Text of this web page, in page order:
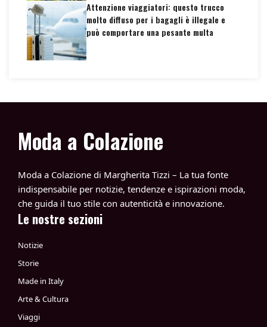
Attenzione viaggiatori: questo trucco
molto diffuso per i bagagli è illegale e
può comportare una pesante multa
Moda a Colazione
Moda a Colazione di Margherita Tizzi – La tua fonte
indispensabile per notizie, tendenze e ispirazioni moda,
che guida il tuo stile con autenticità e innovazione.
Le nostre sezioni
Notizie
Storie
Made in Italy
Arte & Cultura
Viaggi